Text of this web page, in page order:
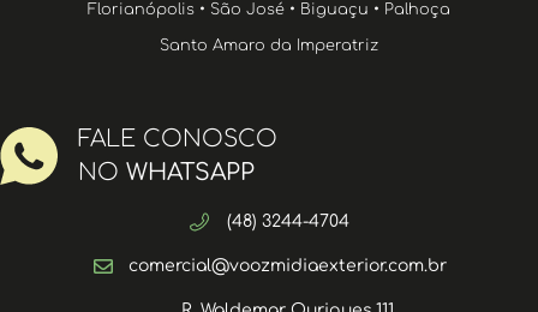
Florianópolis • São José • Biguaçu • Palhoça
Santo Amaro da Imperatriz
FALE CONOSCO
NO WHATSAPP
(48) 3244-4704
comercial@voozmidiaexterior.com.br